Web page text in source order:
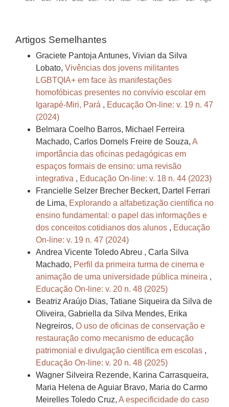
Artigos Semelhantes
Graciete Pantoja Antunes, Vivian da Silva
Lobato, Vivências dos jovens militantes
LGBTQIA+ em face às manifestações
homofóbicas presentes no convívio escolar em
Igarapé-Miri, Pará , Educação On-line: v. 19 n. 47
(2024)
Belmara Coelho Barros, Michael Ferreira
Machado, Carlos Dornels Freire de Souza, A
importância das oficinas pedagógicas em
espaços formais de ensino: uma revisão
integrativa , Educação On-line: v. 18 n. 44 (2023)
Francielle Selzer Brecher Beckert, Dartel Ferrari
de Lima, Explorando a alfabetização científica no
ensino fundamental: o papel das informações e
dos conceitos cotidianos dos alunos , Educação
On-line: v. 19 n. 47 (2024)
Andrea Vicente Toledo Abreu , Carla Silva
Machado, Perfil da primeira turma de cinema e
animação de uma universidade pública mineira ,
Educação On-line: v. 20 n. 48 (2025)
Beatriz Araújo Dias, Tatiane Siqueira da Silva de
Oliveira, Gabriella da Silva Mendes, Erika
Negreiros, O uso de oficinas de conservação e
restauração como mecanismo de educação
patrimonial e divulgação científica em escolas ,
Educação On-line: v. 20 n. 48 (2025)
Wagner Silveira Rezende, Karina Carrasqueira,
Maria Helena de Aguiar Bravo, Maria do Carmo
Meirelles Toledo Cruz, A especificidade do caso